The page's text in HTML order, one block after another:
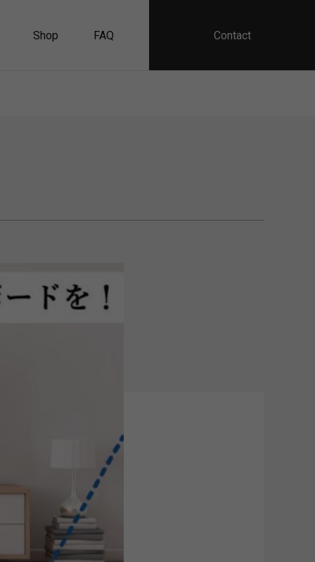
Shop FAQ Contact